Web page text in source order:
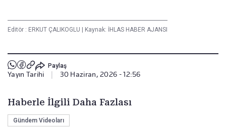
Editör : ERKUT ÇALIKOGLU Kaynak: İHLAS HABER AJANSI
Paylaş
Yayın Tarihi 30 Haziran, 2026 - 12:56
Haberle İlgili Daha Fazlası
Gündem Videoları